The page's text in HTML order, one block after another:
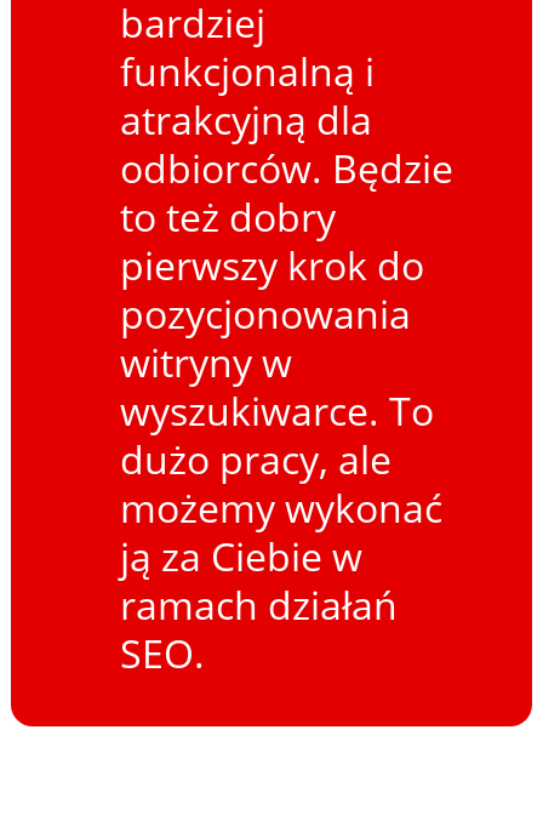
bardziej
funkcjonalną i
atrakcyjną dla
odbiorców. Będzie
to też dobry
pierwszy krok do
pozycjonowania
witryny w
wyszukiwarce. To
dużo pracy, ale
możemy wykonać
ją za Ciebie w
ramach działań
SEO.